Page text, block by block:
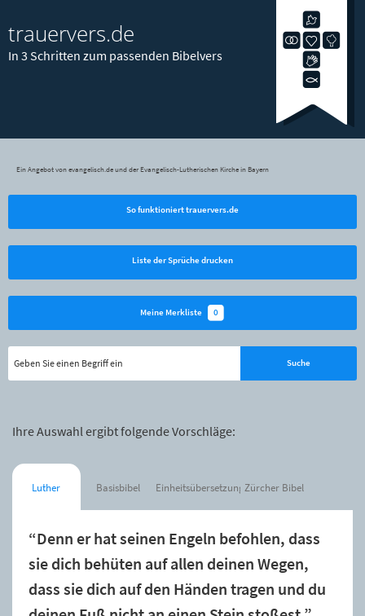
trauervers.de
In 3 Schritten zum passenden Bibelvers
Ein Angebot von evangelisch.de und der Evangelisch-Lutherischen Kirche in Bayern
So funktioniert trauervers.de
Liste der Sprüche drucken
Meine Merkliste 0
Ihre Auswahl ergibt folgende Vorschläge:
Luther Basisbibel Einheitsübersetzung Zürcher Bibel
“Denn er hat seinen Engeln befohlen, dass
sie dich behüten auf allen deinen Wegen,
dass sie dich auf den Händen tragen und du